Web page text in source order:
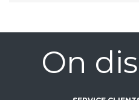
On